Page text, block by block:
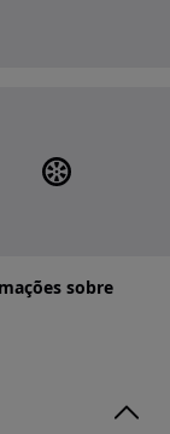
sobre